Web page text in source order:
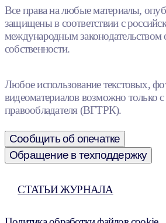
Все права на любые материалы,
защищены в соответствии с
международным законодательством
собственности.
Любое использование текстовых,
видеоматериалов возможно только с
правообладателя (ВГТРК).
Сообщить об опечатке
Обращение в техподдержку
СТАТЬИ ЖУРНАЛА